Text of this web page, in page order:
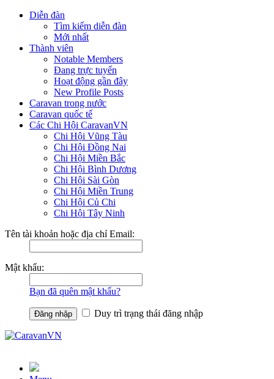
Diễn đàn
Tìm kiếm diễn đàn
Mới nhất
Thành viên
Notable Members
Đang trực tuyến
Hoạt động gần đây
New Profile Posts
Caravan trong nước
Caravan quốc tế
Các Chi Hội CaravanVN
Chi Hội Vũng Tàu
Chi Hội Đồng Nai
Chi Hội Miền Bắc
Chi Hội Bình Dương
Chi Hội Sài Gòn
Chi Hội Miền Trung
Chi Hội Củ Chi
Chi Hội Tây Ninh
Tên tài khoản hoặc địa chỉ Email:
Mật khẩu:
Bạn đã quên mật khẩu?
Duy trì trạng thái đăng nhập